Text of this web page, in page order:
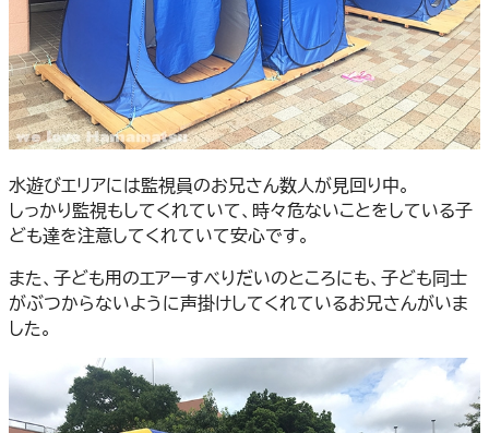
水遊びエリアには監視員のお兄さん数人が見回り中。
しっかり監視もしてくれていて、時々危ないことをしている子
ども達を注意してくれていて安心です。
また、子ども用のエアーすべりだいのところにも、子ども同士
がぶつからないように声掛けしてくれているお兄さんがいま
した。